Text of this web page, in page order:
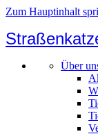
Zum Hauptinhalt
Über